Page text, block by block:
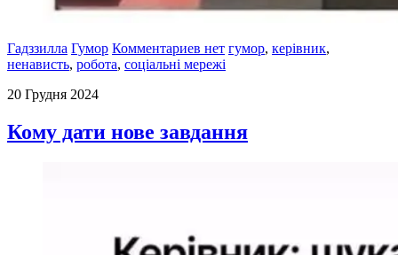
Гадззилла Гумор Комментариев нет гумор, керівник,
ненависть, робота, соціальні мережі
20 Грудня 2024
Кому дати нове завдання